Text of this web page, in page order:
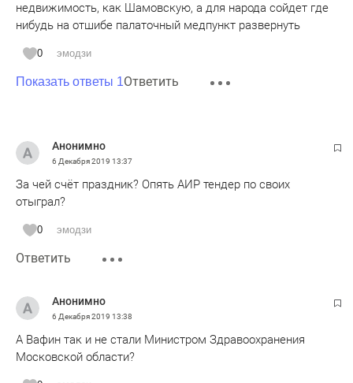
недвижимость, как Шамовскую, а для народа сойдет где
нибудь на отшибе палаточный медпункт развернуть
0 эмодзи
Показать ответы 1Ответить
Анонимно
6 Декабря 2019 13:37
За чей счёт праздник? Опять АИР тендер по своих
отыграл?
0 эмодзи
Ответить
Анонимно
6 Декабря 2019 13:38
А Вафин так и не стали Министром Здравоохранения
Московской области?